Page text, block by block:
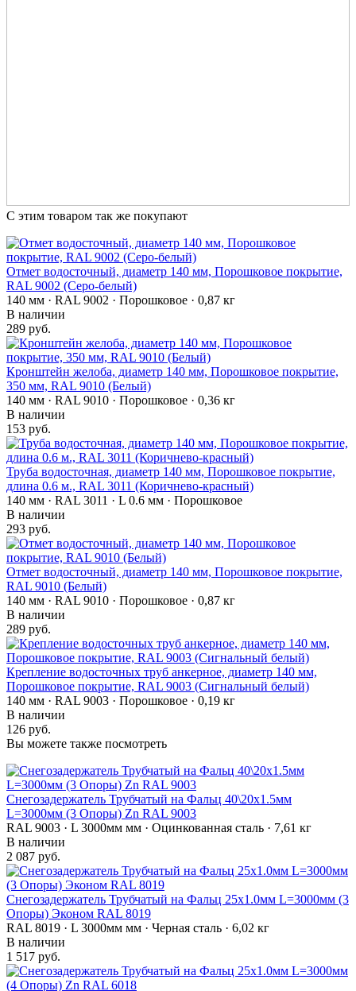
С этим товаром так же покупают
Отмет водосточный, диаметр 140 мм, Порошковое покрытие,
RAL 9002 (Серо-белый)
140 мм · RAL 9002 · Порошковое · 0,87 кг
В наличии
289 руб.
Кронштейн желоба, диаметр 140 мм, Порошковое покрытие,
350 мм, RAL 9010 (Белый)
140 мм · RAL 9010 · Порошковое · 0,36 кг
В наличии
153 руб.
Труба водосточная, диаметр 140 мм, Порошковое покрытие,
длина 0.6 м., RAL 3011 (Коричнево-красный)
140 мм · RAL 3011 · L 0.6 мм · Порошковое
В наличии
293 руб.
Отмет водосточный, диаметр 140 мм, Порошковое покрытие,
RAL 9010 (Белый)
140 мм · RAL 9010 · Порошковое · 0,87 кг
В наличии
289 руб.
Крепление водосточных труб анкерное, диаметр 140 мм,
Порошковое покрытие, RAL 9003 (Сигнальный белый)
140 мм · RAL 9003 · Порошковое · 0,19 кг
В наличии
126 руб.
Вы можете также посмотреть
Снегозадержатель Трубчатый на Фальц 40\20х1.5мм
L=3000мм (3 Опоры) Zn RAL 9003
RAL 9003 · L 3000мм мм · Оцинкованная сталь · 7,61 кг
В наличии
2 087 руб.
Снегозадержатель Трубчатый на Фальц 25х1.0мм L=3000мм (3
Опоры) Эконом RAL 8019
RAL 8019 · L 3000мм мм · Черная сталь · 6,02 кг
В наличии
1 517 руб.